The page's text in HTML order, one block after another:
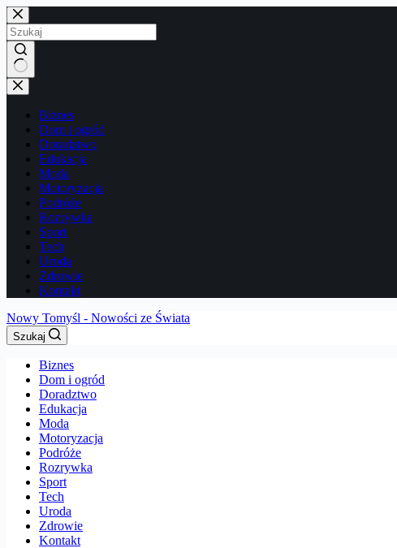
Przejdź
do
treści
Brak
wyników
Biznes
Dom i ogród
Doradztwo
Edukacja
Moda
Motoryzacja
Podróże
Rozrywka
Sport
Tech
Uroda
Zdrowie
Kontakt
Nowy Tomyśl - Nowości ze Świata
Szukaj
Biznes
Dom i ogród
Doradztwo
Edukacja
Moda
Motoryzacja
Podróże
Rozrywka
Sport
Tech
Uroda
Zdrowie
Kontakt